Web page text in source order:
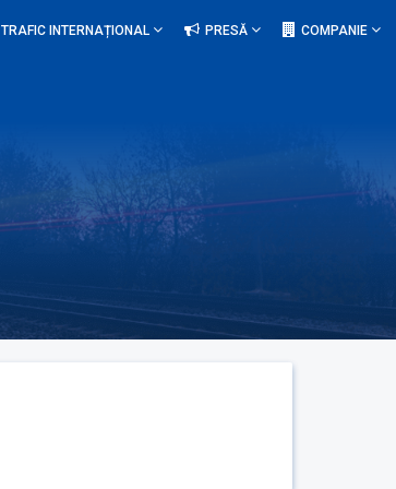
TRAFIC INTERNAȚIONAL PRESĂ COMPANIE